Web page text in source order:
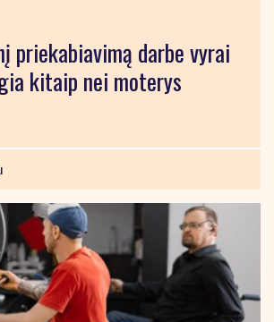
priekabiavimą darbe vyrai
kitaip nei moterys